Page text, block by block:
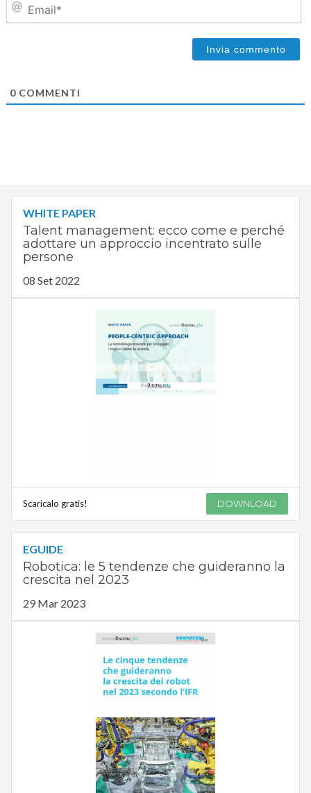
0COMMENTI
WHITE PAPER
Talent management: ecco come e perché
adottare un approccio incentrato sulle
persone
08 Set 2022
Scaricalo gratis! DOWNLOAD
EGUIDE
Robotica: le 5 tendenze che guideranno la
crescita nel 2023
29 Mar 2023